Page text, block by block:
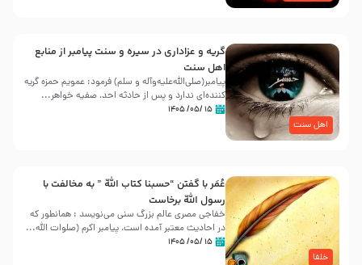
اهل سنت
گریه و عزاداری در سیره و سنت پیامبر از منابع
اهل سنت
پیامبر(صلی‌الله‌علیه‌وآله و سلم) فرمود: عمویم حمزه گریه
کننده‌ای ندارد و پس از حادثه احد، صفیه خواهر...
۱۵ /۰۵/ ۱۴۰۵
خلفا
عُمَر با گفتن “حسبنا كتاب اللّه ” به مخالفت با
رسول اللّه برخاست
خفاجی مصری عالم بزرگ سنی می‌نویسد : همانطور که
در احادیث معتبر آمده است، پیامبر اکرم (صلوات اللّه...
۱۵ /۰۵/ ۱۴۰۵